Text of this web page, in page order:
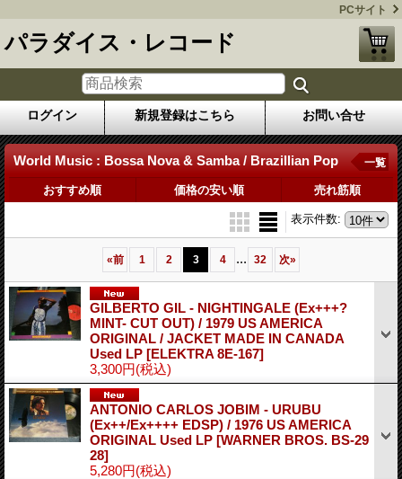
PCサイト
パラダイス・レコード
ログイン 新規登録はこちら お問い合せ
World Music : Bossa Nova & Samba / Brazillian Pop 一覧
おすすめ順 価格の安い順 売れ筋順
表示件数:
«前 1 2 3 4 ... 32 次»
GILBERTO GIL - NIGHTINGALE (Ex+++?
MINT- CUT OUT) / 1979 US AMERICA
ORIGINAL / JACKET MADE IN CANADA
Used LP [ELEKTRA 8E-167]
3,300円(税込)
ANTONIO CARLOS JOBIM - URUBU
(Ex++/Ex++++ EDSP) / 1976 US AMERICA
ORIGINAL Used LP [WARNER BROS. BS-29
28]
5,280円(税込)